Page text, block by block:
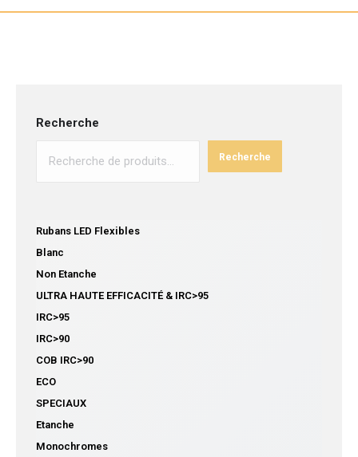
Recherche
Recherche
Rubans LED Flexibles
Blanc
Non Etanche
ULTRA HAUTE EFFICACITÉ & IRC>95
IRC>95
IRC>90
COB IRC>90
ECO
SPECIAUX
Etanche
Monochromes